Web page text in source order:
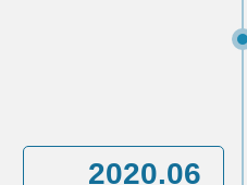
2020.06